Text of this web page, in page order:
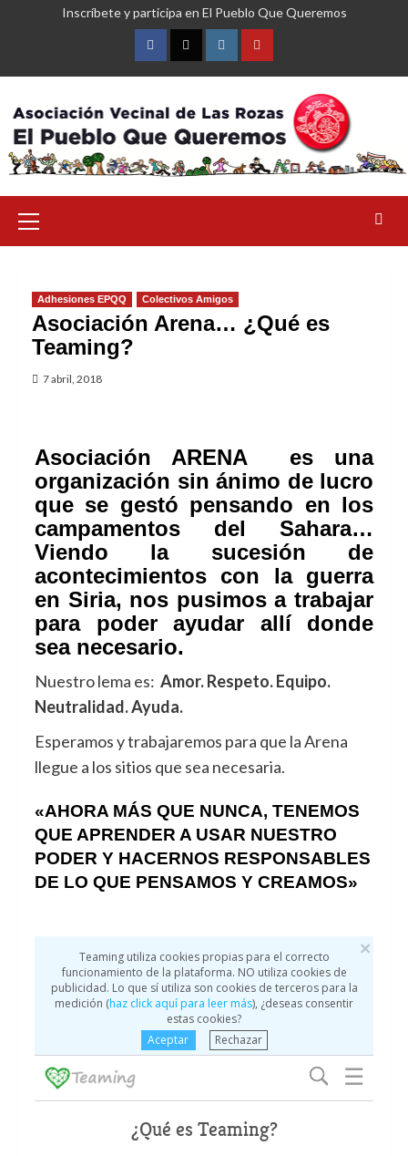
Inscríbete y participa en El Pueblo Que Queremos
FacebookTwitterInstagramYouTube
primario
Adhesiones EPQQ Colectivos Amigos
Asociación Arena… ¿Qué es
Teaming?
7 abril, 2018
Asociación ARENA es una
organización sin ánimo de lucro
que se gestó pensando en los
campamentos del Sahara…
Viendo la sucesión de
acontecimientos con la guerra
en Siria, nos pusimos a trabajar
para poder ayudar allí donde
sea necesario.
Nuestro lema es: Amor. Respeto. Equipo.
Neutralidad.Ayuda.
Esperamos y trabajaremos para que la Arena
llegue a los sitios que sea necesaria.
«AHORA MÁS QUE NUNCA, TENEMOS
QUE APRENDER A USAR NUESTRO
PODER Y HACERNOS RESPONSABLES
DE LO QUE PENSAMOS Y CREAMOS»